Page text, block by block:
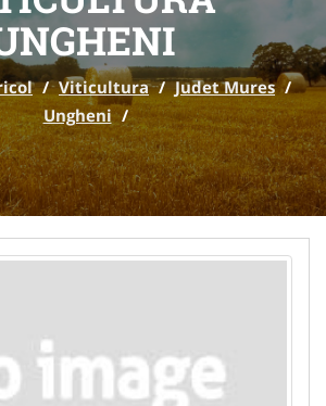
/ Viticultura / Judet Mures /
Ungheni /